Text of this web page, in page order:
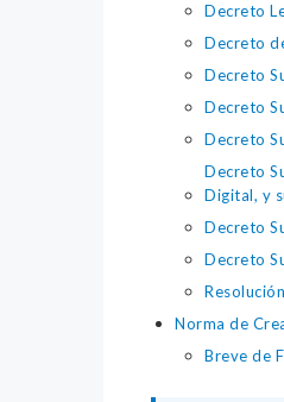
Decreto
Decreto
Decreto
Decreto
Decreto
Decreto
Digital, y
Decreto
Decreto
Norma de
Breve de